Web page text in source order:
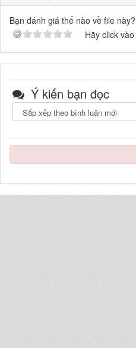
Bạn đánh giá thế nào về file này?
Hãy click
Ý kiến bạn đọc